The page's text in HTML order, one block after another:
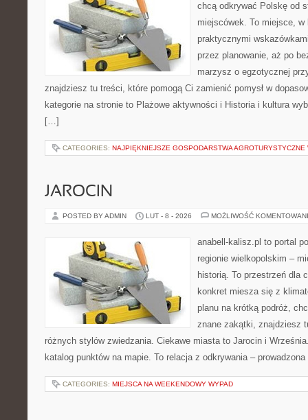
chcą odkrywać Polskę od
miejscówek. To miejsce,
praktycznymi
przez planowanie, aż po
marzysz o egzotycznej
znajdziesz tu treści, które pomogą Ci zamienić pomysł w
kategorie na stronie to Plażowe aktywności i Historia i kultura
[…]
CATEGORIES: NAJPIĘKNIEJSZE GOSPODARSTWA AGROTURYSTYCZNE
JAROCIN
POSTED BY ADMIN LUT - 8 - 2026 MOŻLIWOŚĆ
anabell-kalisz.pl to portal
regionie wielkopolskim –
historią. To przestrzeń dla
konkret miesza się z
planu na krótką podróż,
znane zakątki, znajdziesz
różnych stylów zwiedzania. Ciekawe miasta to Jarocin i
katalog punktów na mapie. To relacja z odkrywania –
CATEGORIES: MIEJSCA NA WEEKENDOWY WYPAD